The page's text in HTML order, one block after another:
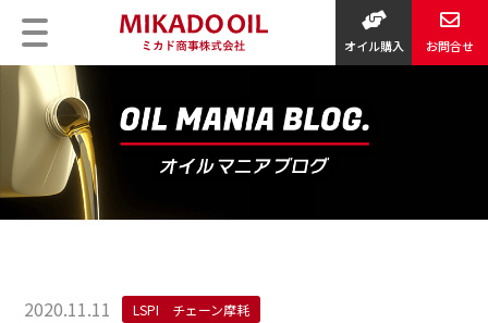
オイル購入 お問合せ
2020.11.11 LSPI チェーン摩耗